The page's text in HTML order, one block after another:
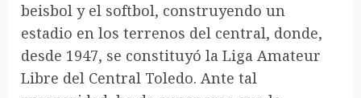
beisbol y el softbol, construyendo un
estadio en los terrenos del central, donde,
desde 1947, se constituyó la Liga Amateur
Libre del Central Toledo. Ante tal